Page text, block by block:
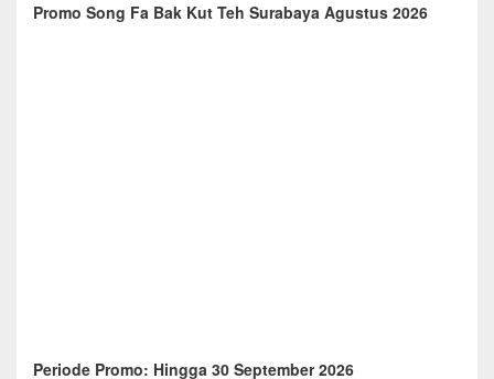
Promo Song Fa Bak Kut Teh Surabaya Agustus 2026
Periode Promo: Hingga 30 September 2026